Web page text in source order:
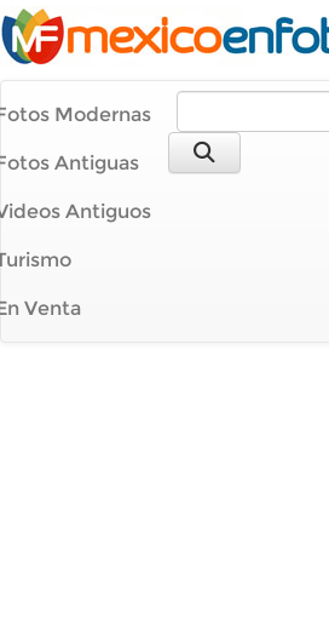
Modernas
Antiguas
Antiguos
Venta